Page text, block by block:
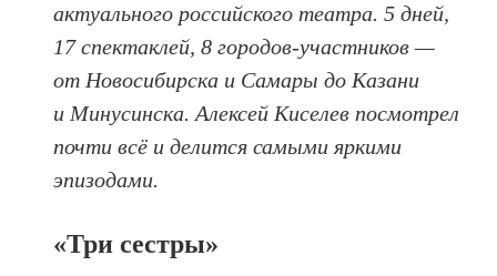
актуального российского театра. 5 дней,
17 спектаклей, 8 городов-участников —
от Новосибирска и Самары до Казани
и Минусинска. Алексей Киселев посмотрел
почти всё и делится самыми яркими
эпизодами.
«Три сестры»